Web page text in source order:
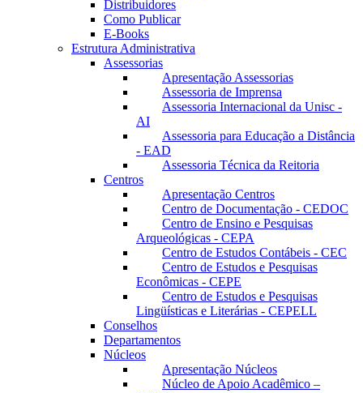
Distribuidores
Como Publicar
E-Books
Estrutura Administrativa
Assessorias
Apresentação Assessorias
Assessoria de Imprensa
Assessoria Internacional da Unisc -
AI
Assessoria para Educação a Distância
- EAD
Assessoria Técnica da Reitoria
Centros
Apresentação Centros
Centro de Documentação - CEDOC
Centro de Ensino e Pesquisas
Arqueológicas - CEPA
Centro de Estudos Contábeis - CEC
Centro de Estudos e Pesquisas
Econômicas - CEPE
Centro de Estudos e Pesquisas
Lingüísticas e Literárias - CEPELL
Conselhos
Departamentos
Núcleos
Apresentação Núcleos
Núcleo de Apoio Acadêmico –